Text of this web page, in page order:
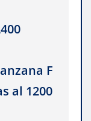
F
al 1200